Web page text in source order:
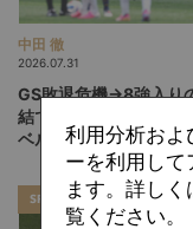
中田 徹
2026.07.31
GS敗退危機→8強入り
結で「黄金世代」を締
ベルギー。ドク、デ・
を下げて2点差を逆転
ディ・ガルシア劇場の
SPECIAL
利用分析およ
ーを利用して
ます。詳し
覧ください。